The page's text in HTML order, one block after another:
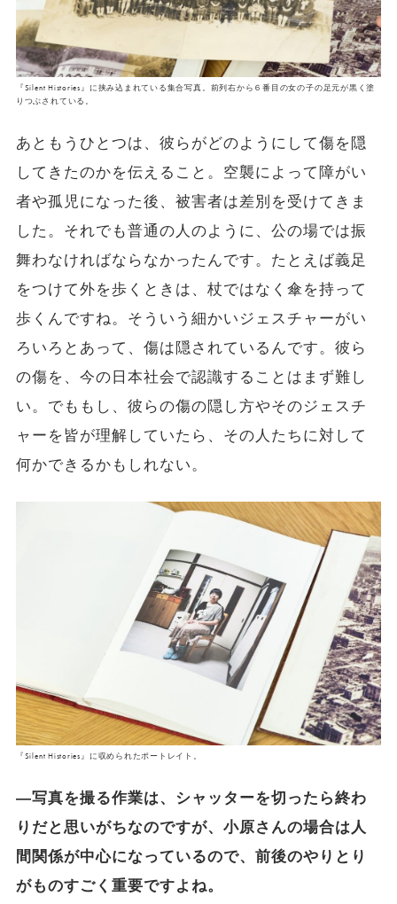
『Silent Histories』に挟み込まれている集合写真。前列右から６番目の女の子の足元が黒く塗
りつぶされている。
あともうひとつは、彼らがどのようにして傷を隠
してきたのかを伝えること。空襲によって障がい
者や孤児になった後、被害者は差別を受けてきま
した。それでも普通の人のように、公の場では振
舞わなければならなかったんです。たとえば義足
をつけて外を歩くときは、杖ではなく傘を持って
歩くんですね。そういう細かいジェスチャーがい
ろいろとあって、傷は隠されているんです。彼ら
の傷を、今の日本社会で認識することはまず難し
い。でももし、彼らの傷の隠し方やそのジェスチ
ャーを皆が理解していたら、その人たちに対して
何かできるかもしれない。
『Silent Histories』に収められたポートレイト。
―写真を撮る作業は、シャッターを切ったら終わ
りだと思いがちなのですが、小原さんの場合は人
間関係が中心になっているので、前後のやりとり
がものすごく重要ですよね。